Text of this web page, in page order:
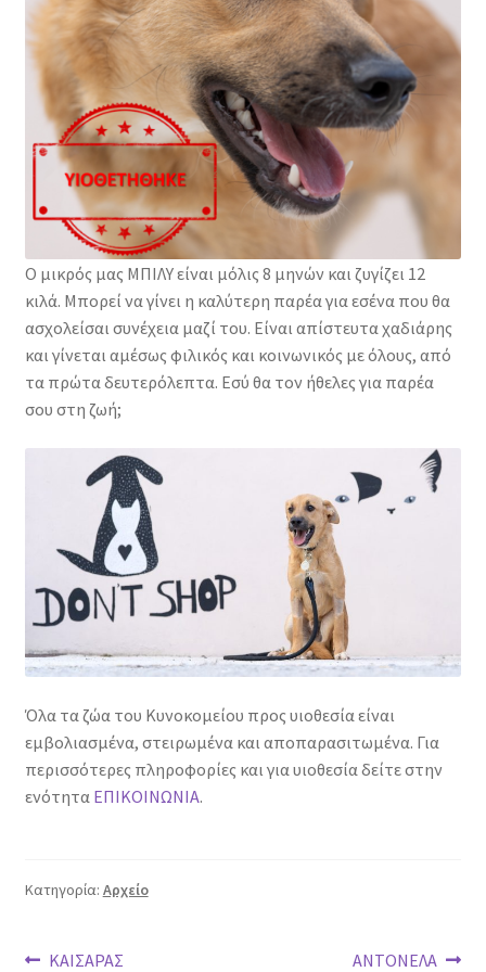
Φιλοζωικά Σωματεία
Ο μικρός μας ΜΠΙΛΥ είναι μόλις 8 μηνών και ζυγίζει 12
κιλά. Μπορεί να γίνει η καλύτερη παρέα για εσένα που θα
ασχολείσαι συνέχεια μαζί του. Είναι απίστευτα χαδιάρης
και γίνεται αμέσως φιλικός και κοινωνικός με όλους, από
τα πρώτα δευτερόλεπτα. Εσύ θα τον ήθελες για παρέα
σου στη ζωή;
Όλα τα ζώα του Κυνοκομείου προς υιοθεσία είναι
εμβολιασμένα, στειρωμένα και αποπαρασιτωμένα. Για
περισσότερες πληροφορίες και για υιοθεσία δείτε στην
ενότητα ΕΠΙΚΟΙΝΩΝΙΑ.
Κατηγορία: Αρχείο
Προηγούμενο
ΚΑΙΣΑΡΑΣ Επόμενο
ΑΝΤΟΝΕΛΑ